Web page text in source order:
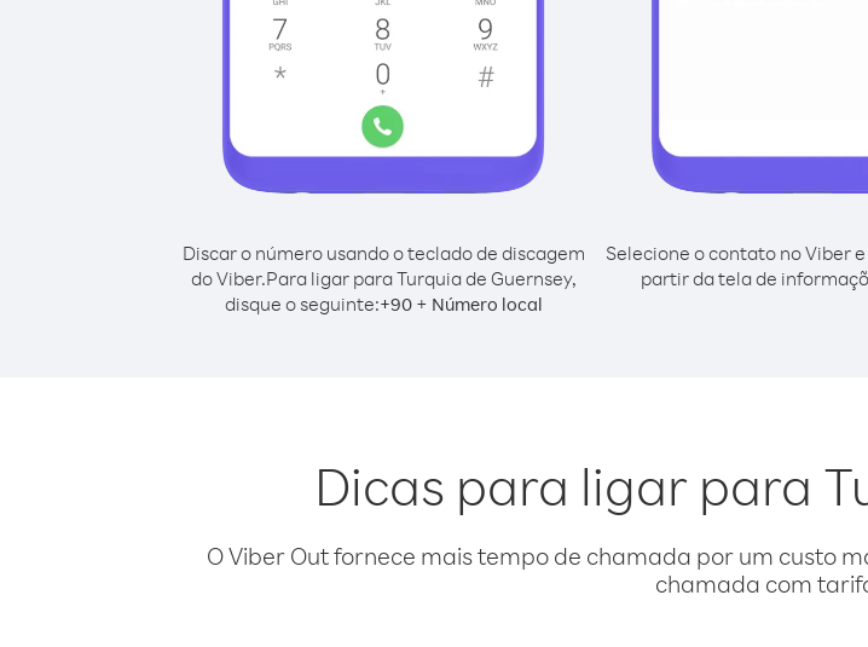
Discar o número usando o teclado de discagem
do Viber.Para ligar para Turquia de Guernsey,
disque o seguinte:+90+ Número local
Selecione o contato no Viber
partir da tela de
Dicas para ligar para
O Viber Out fornece mais tempo de chamada por um custo
chamada com